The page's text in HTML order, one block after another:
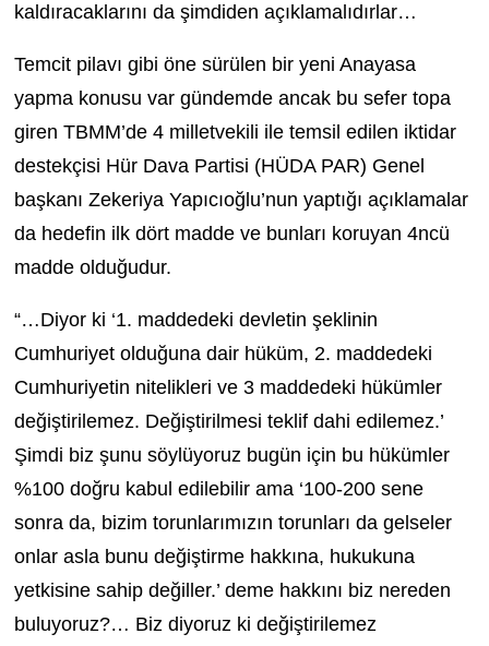
kaldıracaklarını da şimdiden açıklamalıdırlar…
Temcit pilavı gibi öne sürülen bir yeni Anayasa
yapma konusu var gündemde ancak bu sefer topa
giren TBMM’de 4 milletvekili ile temsil edilen iktidar
destekçisi Hür Dava Partisi (HÜDA PAR) Genel
başkanı Zekeriya Yapıcıoğlu’nun yaptığı açıklamalar
da hedefin ilk dört madde ve bunları koruyan 4ncü
madde olduğudur.
“…Diyor ki ‘1. maddedeki devletin şeklinin
Cumhuriyet olduğuna dair hüküm, 2. maddedeki
Cumhuriyetin nitelikleri ve 3 maddedeki hükümler
değiştirilemez. Değiştirilmesi teklif dahi edilemez.’
Şimdi biz şunu söylüyoruz bugün için bu hükümler
%100 doğru kabul edilebilir ama ‘100-200 sene
sonra da, bizim torunlarımızın torunları da gelseler
onlar asla bunu değiştirme hakkına, hukukuna
yetkisine sahip değiller.’ deme hakkını biz nereden
buluyoruz?… Biz diyoruz ki değiştirilemez